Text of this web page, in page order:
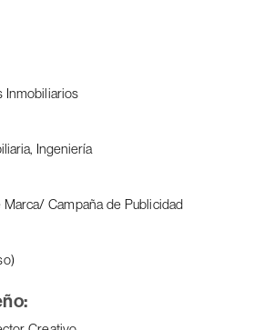
Inmobiliarios
Ingeniería
Campaña de Publicidad